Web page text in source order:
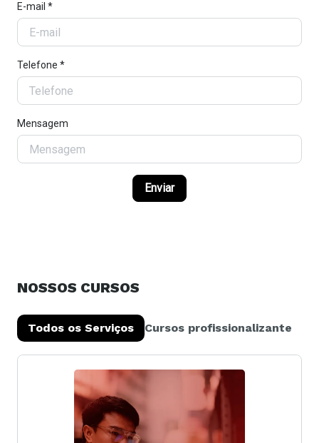
E-mail *
Telefone *
Mensagem
Enviar
NOSSOS CURSOS
Todos os Serviços Cursos profissionalizantes